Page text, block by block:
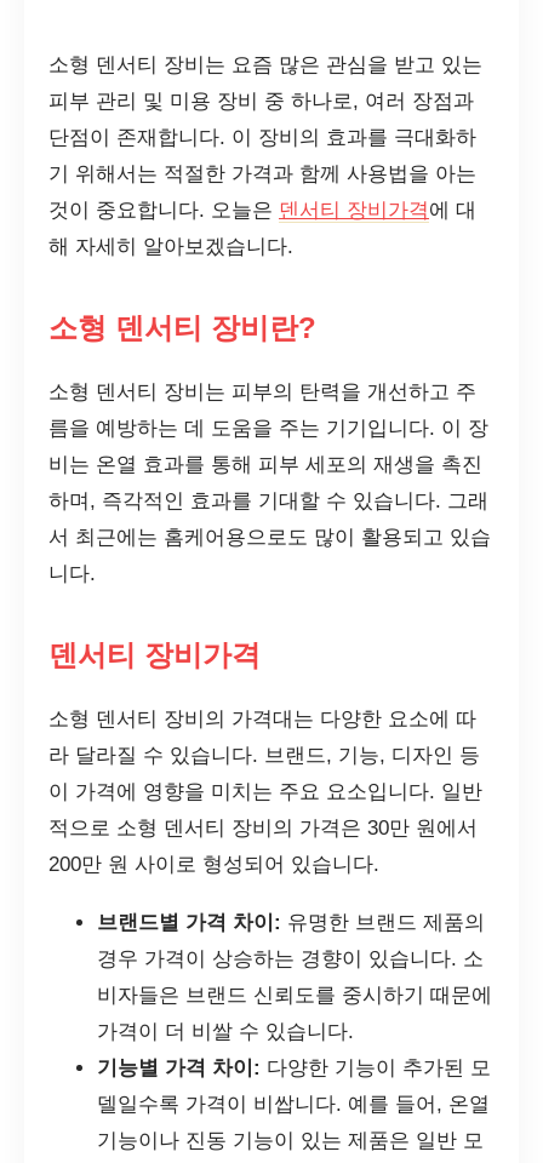
소형 덴서티 장비는 요즘 많은 관심을 받고 있는
피부 관리 및 미용 장비 중 하나로, 여러 장점과
단점이 존재합니다. 이 장비의 효과를 극대화하
기 위해서는 적절한 가격과 함께 사용법을 아는
것이 중요합니다. 오늘은 덴서티 장비가격에 대
해 자세히 알아보겠습니다.
소형 덴서티 장비란?
소형 덴서티 장비는 피부의 탄력을 개선하고 주
름을 예방하는 데 도움을 주는 기기입니다. 이 장
비는 온열 효과를 통해 피부 세포의 재생을 촉진
하며, 즉각적인 효과를 기대할 수 있습니다. 그래
서 최근에는 홈케어용으로도 많이 활용되고 있습
니다.
덴서티 장비가격
소형 덴서티 장비의 가격대는 다양한 요소에 따
라 달라질 수 있습니다. 브랜드, 기능, 디자인 등
이 가격에 영향을 미치는 주요 요소입니다. 일반
적으로 소형 덴서티 장비의 가격은 30만 원에서
200만 원 사이로 형성되어 있습니다.
브랜드별 가격 차이: 유명한 브랜드 제품의
경우 가격이 상승하는 경향이 있습니다. 소
비자들은 브랜드 신뢰도를 중시하기 때문에
가격이 더 비쌀 수 있습니다.
기능별 가격 차이: 다양한 기능이 추가된 모
델일수록 가격이 비쌉니다. 예를 들어, 온열
기능이나 진동 기능이 있는 제품은 일반 모